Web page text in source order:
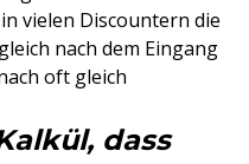
vielen Discountern die
nach dem Eingang
oft gleich
dass